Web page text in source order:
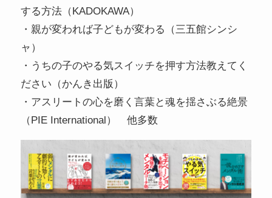
する方法（KADOKAWA）
・親が変われば子どもが変わる（三五館シンシ
ャ）
・うちの子のやる気スイッチを押す方法教えてく
ださい（かんき出版）
・アスリートの心を磨く言葉と魂を揺さぶる絶景
（PIE International） 他多数